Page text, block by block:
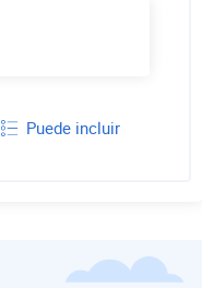
Puede incluir